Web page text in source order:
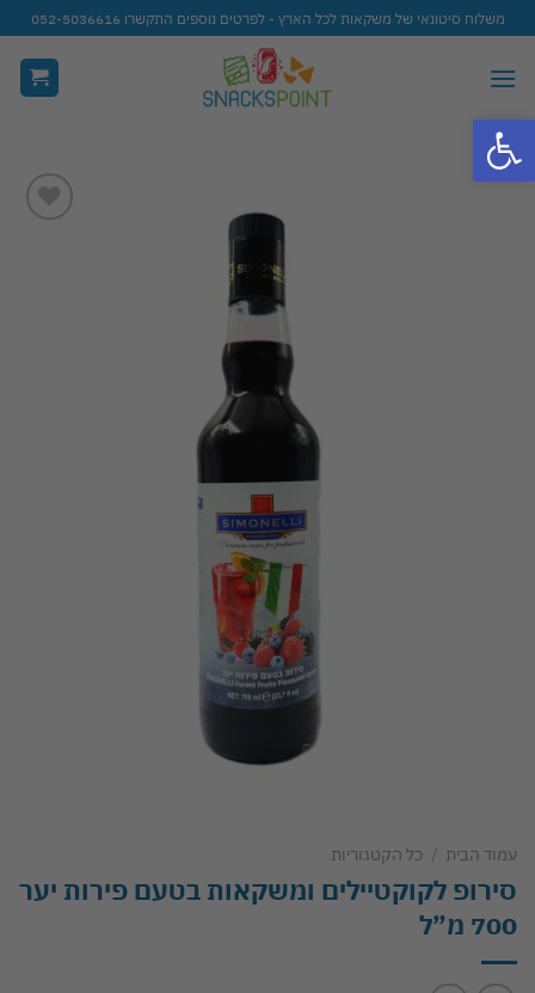
פתח סרגל נגישות
Skip
to
content
משלוח סיטונאי של משקאות לכל הארץ - לפרטים נוספים התקשרו 052-5036616
עמוד הבית / כל הקטגוריות
סירופ לקוקטיילים ומשקאות בטעם פירות יער
700 מ”ל